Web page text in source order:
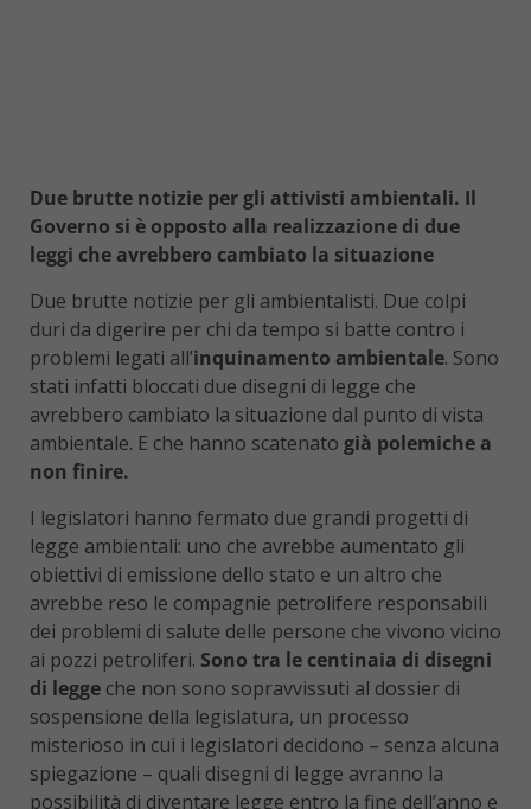
Due brutte notizie per gli attivisti ambientali. Il
Governo si è opposto alla realizzazione di due
leggi che avrebbero cambiato la situazione
Due brutte notizie per gli ambientalisti. Due colpi
duri da digerire per chi da tempo si batte contro i
problemi legati all’inquinamento ambientale. Sono
stati infatti bloccati due disegni di legge che
avrebbero cambiato la situazione dal punto di vista
ambientale. E che hanno scatenato già polemiche a
non finire.
I legislatori hanno fermato due grandi progetti di
legge ambientali: uno che avrebbe aumentato gli
obiettivi di emissione dello stato e un altro che
avrebbe reso le compagnie petrolifere responsabili
dei problemi di salute delle persone che vivono vicino
ai pozzi petroliferi. Sono tra le centinaia di disegni
di legge che non sono sopravvissuti al dossier di
sospensione della legislatura, un processo
misterioso in cui i legislatori decidono – senza alcuna
spiegazione – quali disegni di legge avranno la
possibilità di diventare legge entro la fine dell’anno e